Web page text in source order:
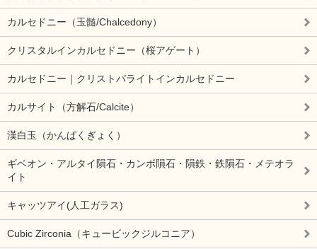
カルセドニー（玉髄/Chalcedony）
クリスタルインカルセドニー（桜アゲート）
カルセドニー｜クリストバライトインカルセドニー
カルサイト（方解石/Calcite）
漢白玉（かんぱくぎょく）
ギベオン・アルタイ隕石・カンボ隕石・隕鉄・鉄隕石・メテオラ
イト
キャッツアイ(人工ガラス)
Cubic Zirconia（キュービックジルコニア）